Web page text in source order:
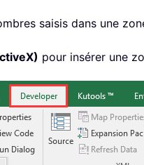
saisis dans une
pour insérer une